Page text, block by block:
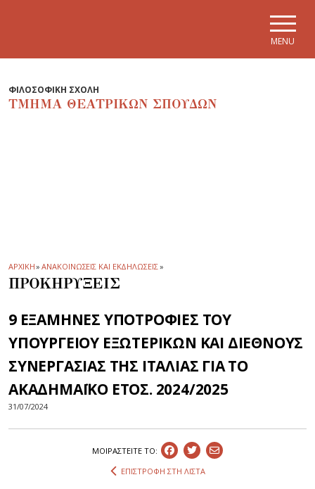
MENU
ΦΙΛΟΣΟΦΙΚΗ ΣΧΟΛΗ
ΤΜΗΜΑ ΘΕΑΤΡΙΚΩΝ ΣΠΟΥΔΩΝ
ΑΡΧΙΚΗ» ΑΝΑΚΟΙΝΩΣΕΙΣ ΚΑΙ ΕΚΔΗΛΩΣΕΙΣ»
ΠΡΟΚΗΡΥΞΕΙΣ
9 ΕΞΑΜΗΝΕΣ ΥΠΟΤΡΟΦΙΕΣ ΤΟΥ
ΥΠΟΥΡΓΕΙΟΥ ΕΞΩΤΕΡΙΚΩΝ ΚΑΙ ΔΙΕΘΝΟΥΣ
ΣΥΝΕΡΓΑΣΙΑΣ ΤΗΣ ΙΤΑΛΙΑΣ ΓΙΑ ΤΟ
ΑΚΑΔΗΜΑΪΚΟ ΕΤΟΣ. 2024/2025
31/07/2024
ΜΟΙΡΑΣΤEIΤΕ ΤΟ:
ΕΠΙΣΤΡΟΦΗ ΣΤΗ ΛΙΣΤΑ